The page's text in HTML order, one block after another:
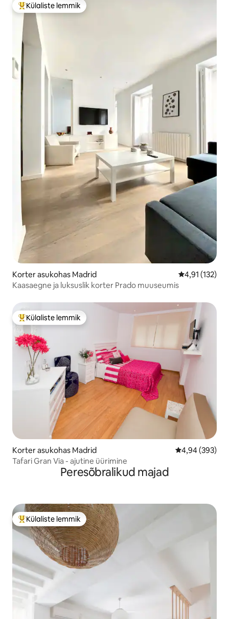
Külaliste suur lemmik
Külaliste lemmik
Korter asukohas Madrid Keskmine
4,91 (132)
Kaasaegne ja luksuslik korter Prado muuseumis
Külaliste suur lemmik
Külaliste lemmik
Korter asukohas Madrid Keskmine
4,94 (393)
Tafari Gran Via - ajutine üürimine
Peresõbralikud majad
Külaliste suur lemmik
Külaliste lemmik